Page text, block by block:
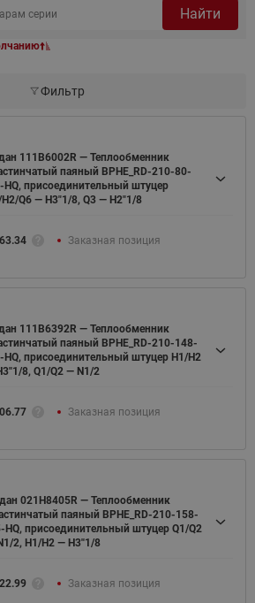
Найти
Фильтр
111B6002R — Теплообменник
паяный BPHE_RD-210-80-
HQ, присоединительный штуцер
Q6 — H3"1/8, Q3 — H2"1/8
Заказная позиция
111B6392R — Теплообменник
паяный BPHE_RD-210-148-
HQ, присоединительный штуцер H1/H2
8, Q1/Q2 — N1/2
Заказная позиция
021H8405R — Теплообменник
паяный BPHE_RD-210-158-
HQ, присоединительный штуцер Q1/Q2
2, H1/H2 — H3''1/8
Заказная позиция